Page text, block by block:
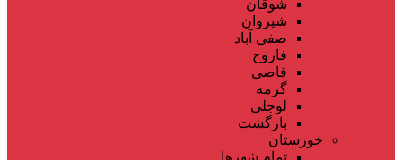
شوقان
شیروان
صفی آباد
فاروج
قاضی
گرمه
لوجلی
بازگشت
خوزستان
تمام شهر‌ها